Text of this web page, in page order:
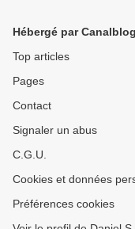
Hébergé par Canalblog
Top articles
Pages
Contact
Signaler un abus
C.G.U.
Cookies et données
Préférences cookies